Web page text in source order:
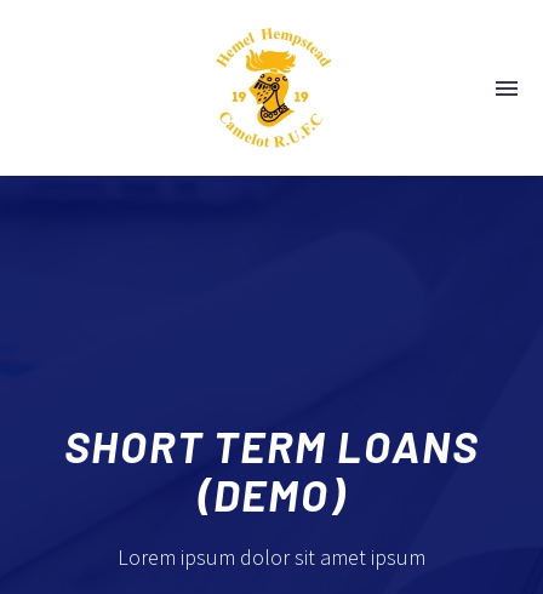
SHORT TERM LOANS
(DEMO)
Lorem ipsum dolor sit amet ipsum